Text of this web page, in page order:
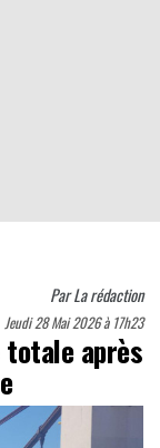
ParLa rédaction
Jeudi 28 Mai 2026 à 17h23
totale après